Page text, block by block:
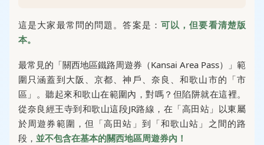
這是大家最常問的問題。答案是： 可以，但要看清楚版
本。
最常見的「關西地區鐵路周遊券（Kansai Area Pass）」範
圍只涵蓋到大阪、京都、神戶、奈良、和歌山市的「市
區」。聽起來和歌山在範圍內，對嗎？但陷阱就在這裡。
從奈良經王寺到和歌山這段JR路線，在「高田站」以東屬
於周遊券範圍，但「高田站」到「和歌山站」之間的路
段， 並不包含在基本的關西地區周遊券內！